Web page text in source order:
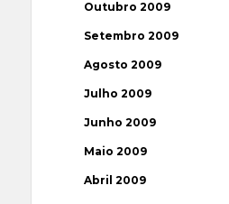
Outubro 2009
Setembro 2009
Agosto 2009
Julho 2009
Junho 2009
Maio 2009
Abril 2009